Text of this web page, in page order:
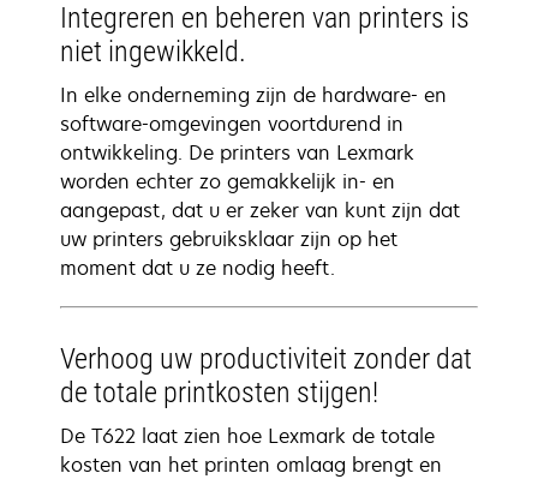
Integreren en beheren van printers is
niet ingewikkeld.
In elke onderneming zijn de hardware- en
software-omgevingen voortdurend in
ontwikkeling. De printers van Lexmark
worden echter zo gemakkelijk in- en
aangepast, dat u er zeker van kunt zijn dat
uw printers gebruiksklaar zijn op het
moment dat u ze nodig heeft.
Verhoog uw productiviteit zonder dat
de totale printkosten stijgen!
De T622 laat zien hoe Lexmark de totale
kosten van het printen omlaag brengt en